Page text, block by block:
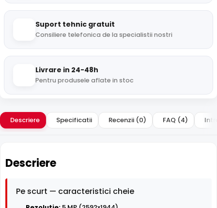
Suport tehnic gratuit
Consiliere telefonica de la specialistii nostri
Livrare in 24-48h
Pentru produsele aflate in stoc
Descriere Specificatii Recenzii (0) FAQ (4)
Descriere
Pe scurt — caracteristici cheie